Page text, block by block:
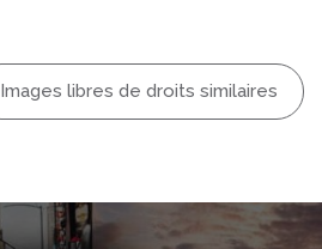
Images libres de droits similaires